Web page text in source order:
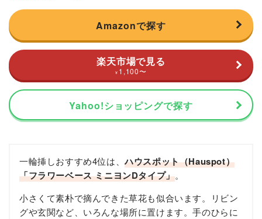
Amazonで探す
楽天市場で見る
¥ 1,100〜
Yahoo!ショッピングで探す
一輪挿しおすすめ4位は、ハウスポット（Hauspot）
「フラワーベース ミニヨンDタイプ」。
小さくて素朴で摘んできた草花も似合います。リビン
グや玄関など、いろんな場所に置けます。手のひらに